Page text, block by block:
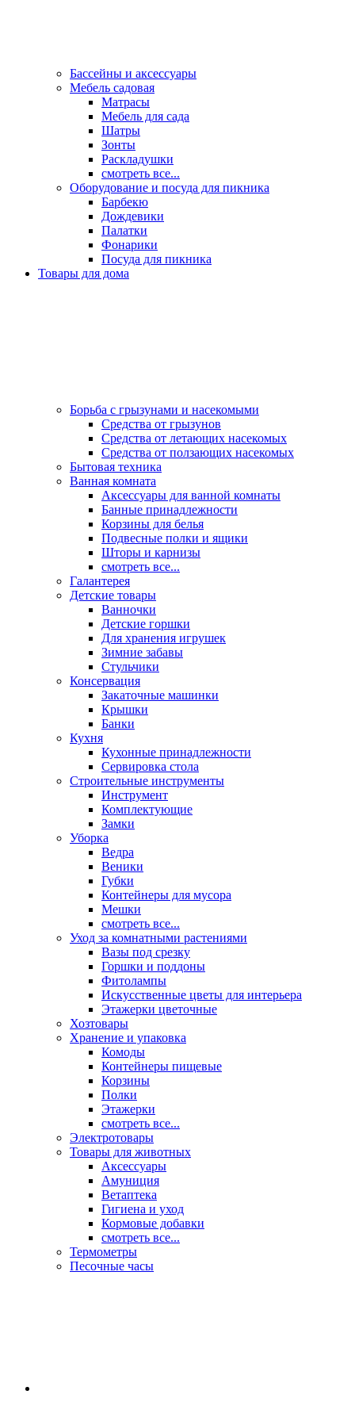
Бассейны и аксессуары
Мебель садовая
Матрасы
Мебель для сада
Шатры
Зонты
Раскладушки
смотреть все...
Оборудование и посуда для пикника
Барбекю
Дождевики
Палатки
Фонарики
Посуда для пикника
Товары для дома
Борьба с грызунами и насекомыми
Средства от грызунов
Средства от летающих насекомых
Средства от ползающих насекомых
Бытовая техника
Ванная комната
Аксессуары для ванной комнаты
Банные принадлежности
Корзины для белья
Подвесные полки и ящики
Шторы и карнизы
смотреть все...
Галантерея
Детские товары
Ванночки
Детские горшки
Для хранения игрушек
Зимние забавы
Стульчики
Консервация
Закаточные машинки
Крышки
Банки
Кухня
Кухонные принадлежности
Сервировка стола
Строительные инструменты
Инструмент
Комплектующие
Замки
Уборка
Ведра
Веники
Губки
Контейнеры для мусора
Мешки
смотреть все...
Уход за комнатными растениями
Вазы под срезку
Горшки и поддоны
Фитолампы
Искусственные цветы для интерьера
Этажерки цветочные
Хозтовары
Хранение и упаковка
Комоды
Контейнеры пищевые
Корзины
Полки
Этажерки
смотреть все...
Электротовары
Товары для животных
Аксессуары
Амуниция
Ветаптека
Гигиена и уход
Кормовые добавки
смотреть все...
Термометры
Песочные часы